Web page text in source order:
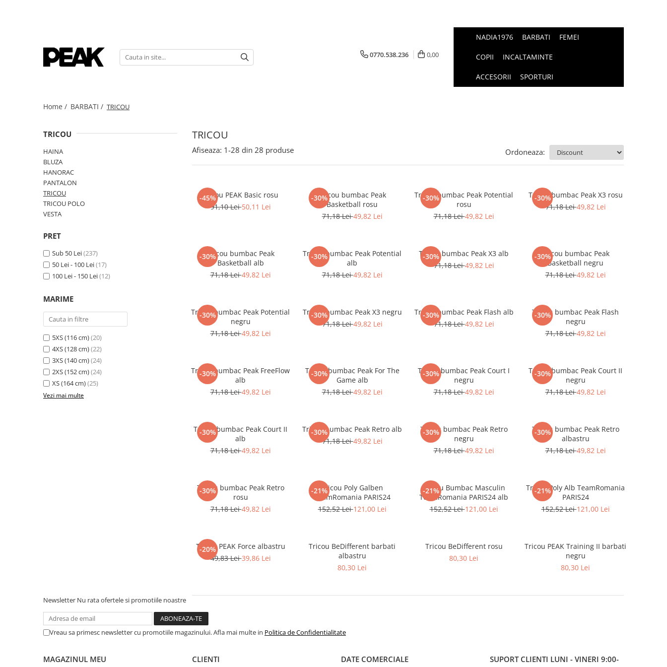
0770.538.236 0,00
NADIA1976 BARBATI FEMEI
COPII INCALTAMINTE
ACCESORII SPORTURI
Home / BARBATI / TRICOU
TRICOU
TRICOU
HAINA
BLUZA
HANORAC
PANTALON
TRICOU
TRICOU POLO
VESTA
PRET
Sub 50 Lei(237)
50 Lei - 100 Lei(17)
100 Lei - 150 Lei(12)
MARIME
5XS (116 cm)(20)
4XS (128 cm)(22)
3XS (140 cm)(24)
2XS (152 cm)(24)
XS (164 cm)(25)
Vezi mai multe
Afiseaza: 1-28 din 28 produse Ordoneaza:
-45%
Tricou PEAK Basic rosu
91,10 Lei50,11 Lei
-30%Tricou bumbac Peak
Basketball rosu
71,18 Lei49,82 Lei
-30%
Tricou bumbac Peak Potential
rosu
71,18 Lei49,82 Lei
-30%
Tricou bumbac Peak X3 rosu
71,18 Lei49,82 Lei
-30%Tricou bumbac Peak
Basketball alb
71,18 Lei49,82 Lei
-30%
Tricou bumbac Peak Potential
alb
71,18 Lei49,82 Lei
-30%
Tricou bumbac Peak X3 alb
71,18 Lei49,82 Lei
-30%Tricou bumbac Peak
Basketball negru
71,18 Lei49,82 Lei
-30%
Tricou bumbac Peak Potential
negru
71,18 Lei49,82 Lei
-30%
Tricou bumbac Peak X3 negru
71,18 Lei49,82 Lei
-30%
Tricou bumbac Peak Flash alb
71,18 Lei49,82 Lei
-30%
Tricou bumbac Peak Flash
negru
71,18 Lei49,82 Lei
-30%
Tricou bumbac Peak FreeFlow
alb
71,18 Lei49,82 Lei
-30%
Tricou bumbac Peak For The
Game alb
71,18 Lei49,82 Lei
-30%
Tricou bumbac Peak Court I
negru
71,18 Lei49,82 Lei
-30%
Tricou bumbac Peak Court II
negru
71,18 Lei49,82 Lei
-30%
Tricou bumbac Peak Court II
alb
71,18 Lei49,82 Lei
-30%
Tricou bumbac Peak Retro alb
71,18 Lei49,82 Lei
-30%
Tricou bumbac Peak Retro
negru
71,18 Lei49,82 Lei
-30%
Tricou bumbac Peak Retro
albastru
71,18 Lei49,82 Lei
-30%
Tricou bumbac Peak Retro
rosu
71,18 Lei49,82 Lei
-21%Tricou Poly Galben
TeamRomania PARIS24
152,52 Lei121,00 Lei
-21%
Tricou Bumbac Masculin
TeamRomania PARIS24 alb
152,52 Lei121,00 Lei
-21%
Tricou Poly Alb TeamRomania
PARIS24
152,52 Lei121,00 Lei
-20%
Tricou PEAK Force albastru
49,83 Lei39,86 Lei
Tricou BeDifferent barbati
albastru
80,30 Lei
Tricou BeDifferent rosu
80,30 Lei
Tricou PEAK Training II barbati
negru
80,30 Lei
Newsletter Nu rata ofertele si promotiile noastre
Vreau sa primesc newsletter cu promotiile magazinului. Afla mai multe in Politica de Confidentialitate
MAGAZINUL MEU CLIENTI DATE COMERCIALE SUPORT CLIENTI LUNI - VINERI 9:00-